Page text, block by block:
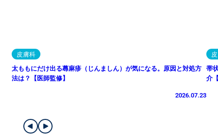
太ももにだけ出る蕁麻疹（じんましん）が気になる。原因と対処方